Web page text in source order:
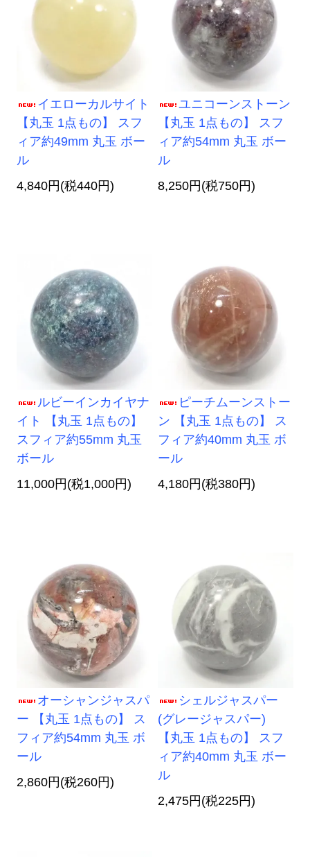
イエローカルサイト
【丸玉 1点もの】 スフ
ィア約49mm 丸玉 ボー
ル
4,840円(税440円)
ユニコーンストーン
【丸玉 1点もの】 スフ
ィア約54mm 丸玉 ボー
ル
8,250円(税750円)
ルビーインカイヤナ
イト 【丸玉 1点もの】
スフィア約55mm 丸玉
ボール
11,000円(税1,000円)
ピーチムーンストー
ン 【丸玉 1点もの】 ス
フィア約40mm 丸玉 ボ
ール
4,180円(税380円)
オーシャンジャスパ
ー 【丸玉 1点もの】 ス
フィア約54mm 丸玉 ボ
ール
2,860円(税260円)
シェルジャスパー
(グレージャスパー)
【丸玉 1点もの】 スフ
ィア約40mm 丸玉 ボー
ル
2,475円(税225円)